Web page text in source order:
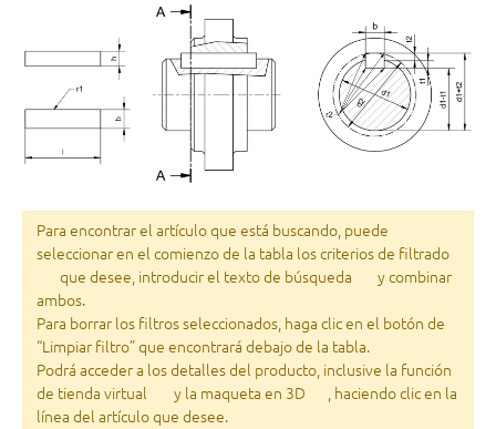
Para encontrar el artículo que está buscando, puede
seleccionar en el comienzo de la tabla los criterios de filtrado
que desee, introducir el texto de búsqueda
y combinar
ambos.
Para borrar los filtros seleccionados, haga clic en el botón de
“Limpiar filtro” que encontrará debajo de la tabla.
Podrá acceder a los detalles del producto, inclusive la función
de tienda virtual
y la maqueta en 3D
, haciendo clic en la
línea del artículo que desee.